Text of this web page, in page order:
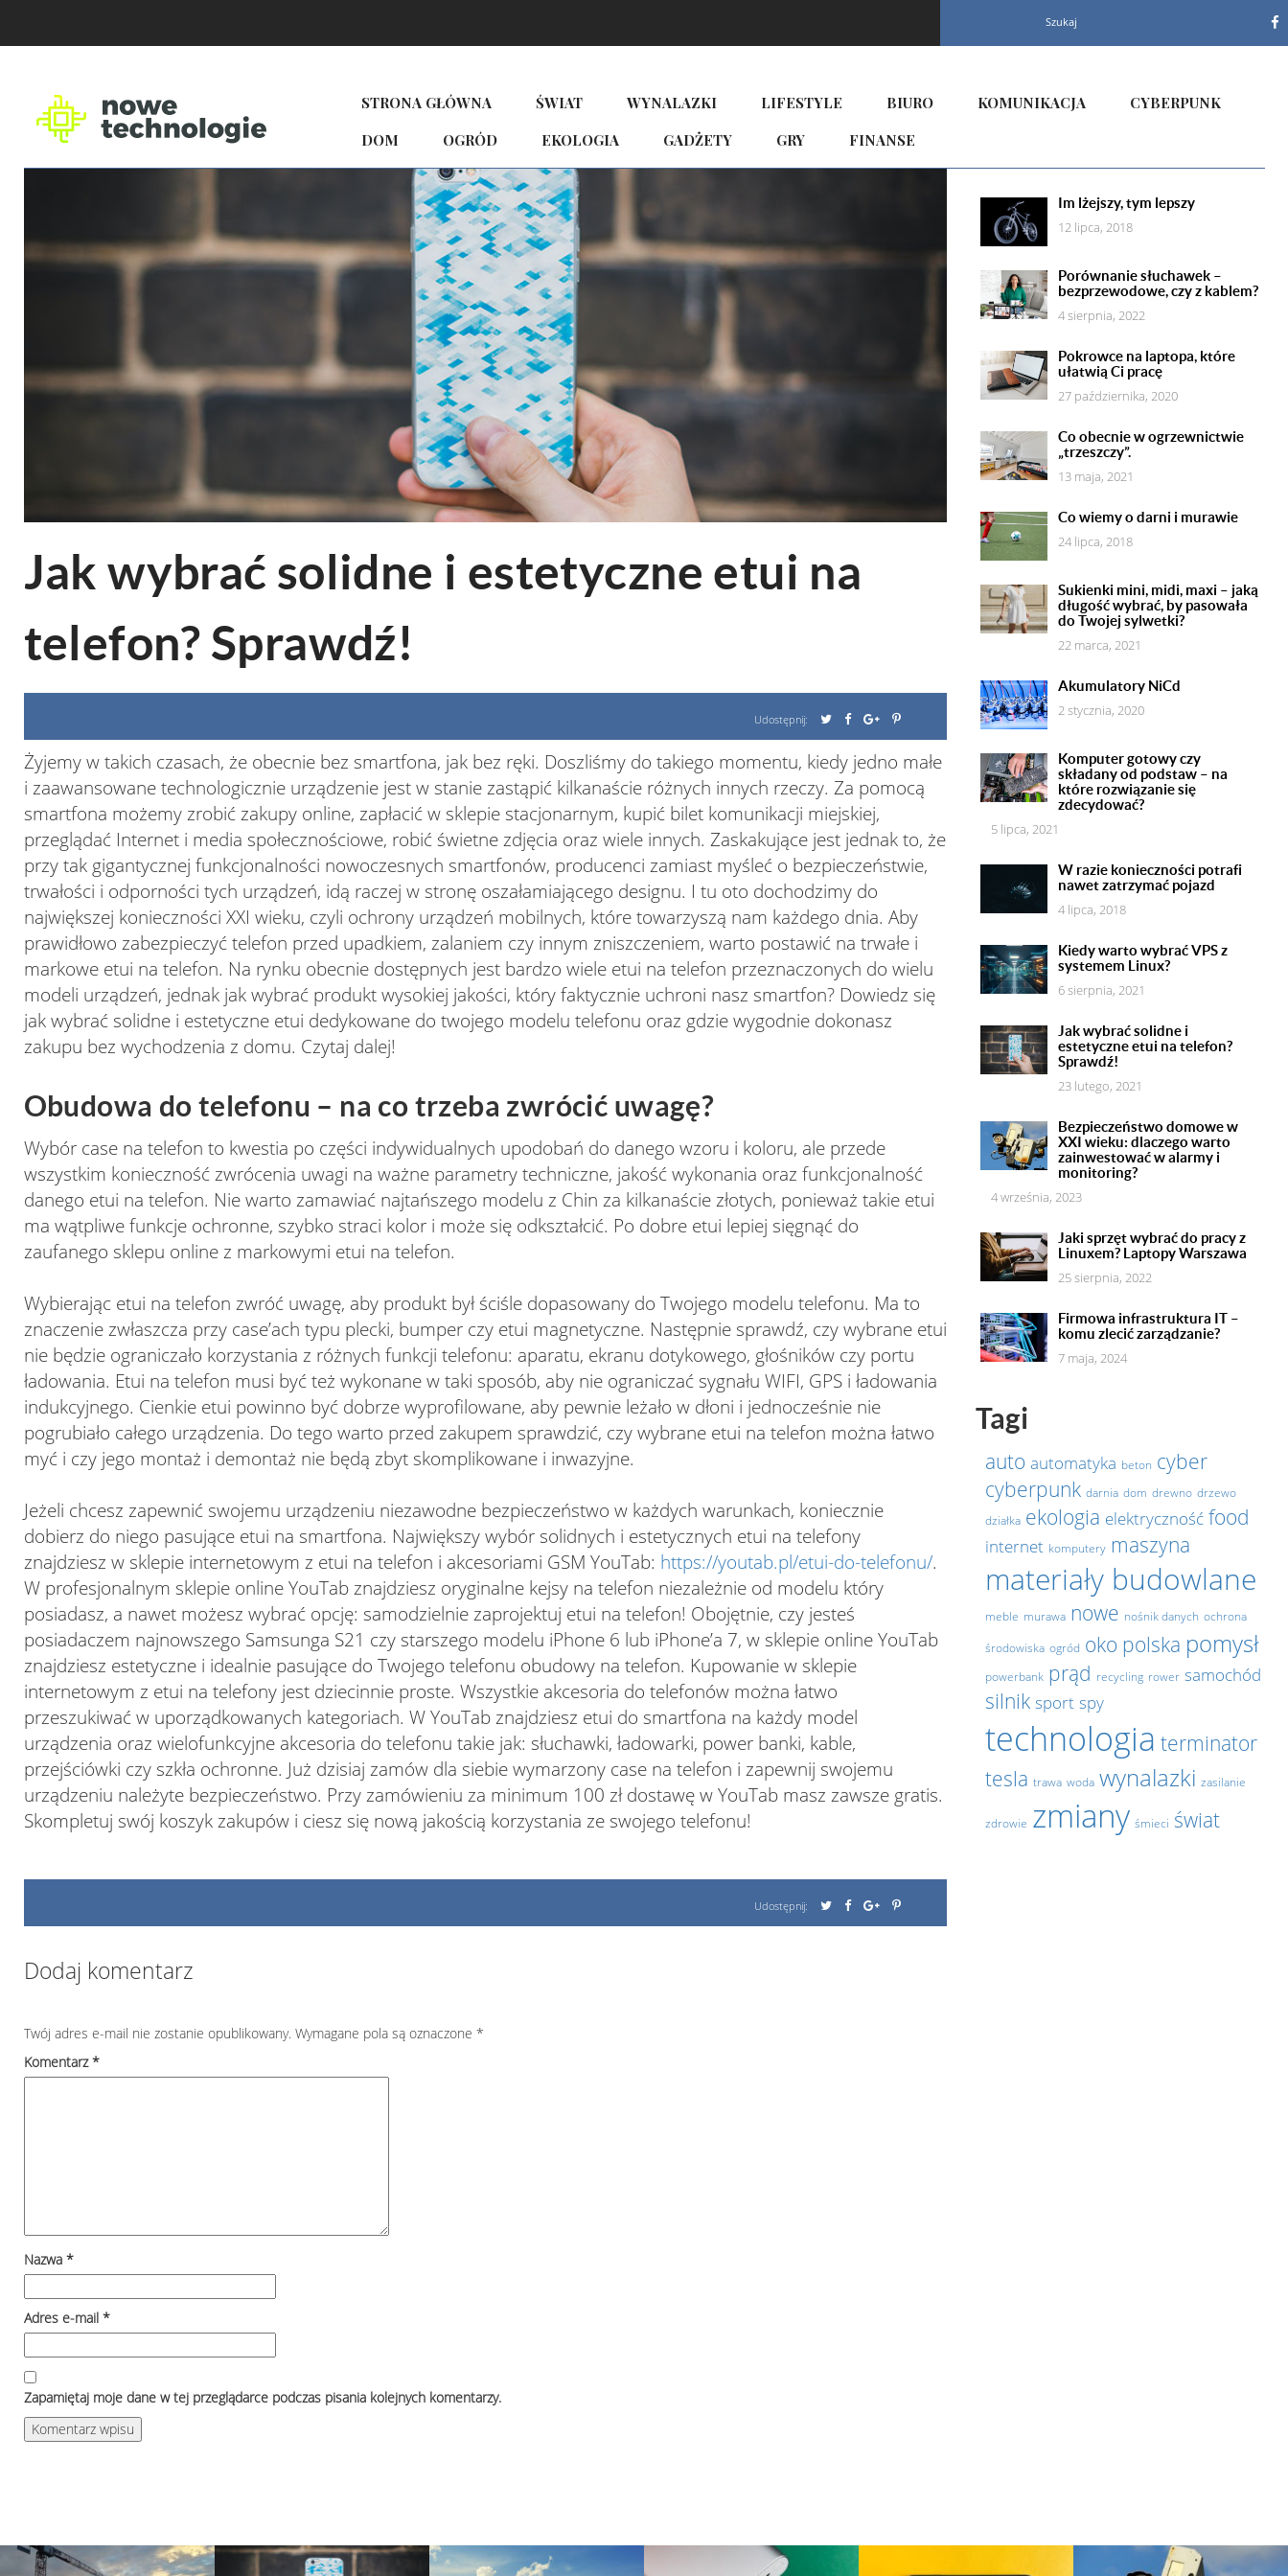
Szukaj
STRONA GŁÓWNA ŚWIAT WYNALAZKI LIFESTYLE BIURO KOMUNIKACJA
CYBERPUNK
DOM
OGRÓD EKOLOGIA GADŻETY GRY FINANSE
Jak‌ ‌wybrać‌ ‌solidne‌ ‌i‌ ‌estetyczne‌ ‌etui‌ ‌na‌
‌telefon?‌ ‌Sprawdź!‌ ‌
Udostępnij:
Żyjemy w takich czasach, że obecnie bez smartfona, jak bez ręki. Doszliśmy do takiego momentu, kiedy jedno małe
i zaawansowane technologicznie urządzenie jest w stanie zastąpić kilkanaście różnych innych rzeczy. Za pomocą
smartfona możemy zrobić zakupy online, zapłacić w sklepie stacjonarnym, kupić bilet komunikacji miejskiej,
przeglądać Internet i media społecznościowe, robić świetne zdjęcia oraz wiele innych. Zaskakujące jest jednak to, że
przy tak gigantycznej funkcjonalności nowoczesnych smartfonów, producenci zamiast myśleć o bezpieczeństwie,
trwałości i odporności tych urządzeń, idą raczej w stronę oszałamiającego designu. I tu oto dochodzimy do
największej konieczności XXI wieku, czyli ochrony urządzeń mobilnych, które towarzyszą nam każdego dnia. Aby
prawidłowo zabezpieczyć telefon przed upadkiem, zalaniem czy innym zniszczeniem, warto postawić na trwałe i
markowe etui na telefon. Na rynku obecnie dostępnych jest bardzo wiele etui na telefon przeznaczonych do wielu
modeli urządzeń, jednak jak wybrać produkt wysokiej jakości, który faktycznie uchroni nasz smartfon? Dowiedz się
jak wybrać solidne i estetyczne etui dedykowane do twojego modelu telefonu oraz gdzie wygodnie dokonasz
zakupu bez wychodzenia z domu. Czytaj dalej!
Obudowa do telefonu – na co trzeba zwrócić uwagę?
Wybór case na telefon to kwestia po części indywidualnych upodobań do danego wzoru i koloru, ale przede
wszystkim konieczność zwrócenia uwagi na ważne parametry techniczne, jakość wykonania oraz funkcjonalność
danego etui na telefon. Nie warto zamawiać najtańszego modelu z Chin za kilkanaście złotych, ponieważ takie etui
ma wątpliwe funkcje ochronne, szybko straci kolor i może się odkształcić. Po dobre etui lepiej sięgnąć do
zaufanego sklepu online z markowymi etui na telefon.
Wybierając etui na telefon zwróć uwagę, aby produkt był ściśle dopasowany do Twojego modelu telefonu. Ma to
znaczenie zwłaszcza przy case’ach typu plecki, bumper czy etui magnetyczne. Następnie sprawdź, czy wybrane etui
nie będzie ograniczało korzystania z różnych funkcji telefonu: aparatu, ekranu dotykowego, głośników czy portu
ładowania. Etui na telefon musi być też wykonane w taki sposób, aby nie ograniczać sygnału WIFI, GPS i ładowania
indukcyjnego. Cienkie etui powinno być dobrze wyprofilowane, aby pewnie leżało w dłoni i jednocześnie nie
pogrubiało całego urządzenia. Do tego warto przed zakupem sprawdzić, czy wybrane etui na telefon można łatwo
myć i czy jego montaż i demontaż nie będą zbyt skomplikowane i inwazyjne.
Jeżeli chcesz zapewnić swojemu urządzeniu niezawodne bezpieczeństwo w każdych warunkach, koniecznie
dobierz do niego pasujące etui na smartfona. Największy wybór solidnych i estetycznych etui na telefony
znajdziesz w sklepie internetowym z etui na telefon i akcesoriami GSM YouTab: https://youtab.pl/etui-do-telefonu/.
W profesjonalnym sklepie online YouTab znajdziesz oryginalne kejsy na telefon niezależnie od modelu który
posiadasz, a nawet możesz wybrać opcję: samodzielnie zaprojektuj etui na telefon! Obojętnie, czy jesteś
posiadaczem najnowszego Samsunga S21 czy starszego modelu iPhone 6 lub iPhone’a 7, w sklepie online YouTab
znajdziesz estetyczne i idealnie pasujące do Twojego telefonu obudowy na telefon. Kupowanie w sklepie
internetowym z etui na telefony jest dziecinnie proste. Wszystkie akcesoria do telefonów można łatwo
przeszukiwać w uporządkowanych kategoriach. W YouTab znajdziesz etui do smartfona na każdy model
urządzenia oraz wielofunkcyjne akcesoria do telefonu takie jak: słuchawki, ładowarki, power banki, kable,
przejściówki czy szkła ochronne. Już dzisiaj zamów dla siebie wymarzony case na telefon i zapewnij swojemu
urządzeniu należyte bezpieczeństwo. Przy zamówieniu za minimum 100 zł dostawę w YouTab masz zawsze gratis.
Skompletuj swój koszyk zakupów i ciesz się nową jakością korzystania ze swojego telefonu!
Udostępnij:
Im lżejszy, tym lepszy
12 lipca, 2018
Porównanie słuchawek –
bezprzewodowe, czy z kablem?
4 sierpnia, 2022
Pokrowce na laptopa, które
ułatwią Ci pracę
27 października, 2020
Co obecnie w ogrzewnictwie
„trzeszczy”.
13 maja, 2021
Co wiemy o darni i murawie
24 lipca, 2018
Sukienki mini, midi, maxi – jaką
długość wybrać, by pasowała
do Twojej sylwetki?
22 marca, 2021
Akumulatory NiCd
2 stycznia, 2020
Komputer gotowy czy
składany od podstaw – na
które rozwiązanie się
zdecydować?
5 lipca, 2021
W razie konieczności potrafi
nawet zatrzymać pojazd
4 lipca, 2018
Kiedy warto wybrać VPS z
systemem Linux?
6 sierpnia, 2021
Jak‌ ‌wybrać‌ ‌solidne‌ ‌i‌
‌estetyczne‌ ‌etui‌ ‌na‌ ‌telefon?‌
‌Sprawdź!‌ ‌
23 lutego, 2021
Bezpieczeństwo domowe w
XXI wieku: dlaczego warto
zainwestować w alarmy i
monitoring?
4 września, 2023
Jaki sprzęt wybrać do pracy z
Linuxem? Laptopy Warszawa
25 sierpnia, 2022
Firmowa infrastruktura IT –
komu zlecić zarządzanie?
7 maja, 2024
Tagi
auto automatyka beton cyber
cyberpunk darnia dom drewno drzewo
działka ekologia elektryczność food
internet komputery maszyna
materiały budowlane
meble murawa nowe nośnik danych ochrona
środowiska ogród oko polska pomysł
powerbank prąd recycling rower samochód
silnik sport spy
technologia terminator
tesla trawa woda wynalazki zasilanie
zdrowie zmiany śmieci świat
Dodaj komentarz
Twój adres e-mail nie zostanie opublikowany. Wymagane pola są oznaczone *
Komentarz*
Nazwa *
Adres e-mail *
Zapamiętaj moje dane w tej przeglądarce podczas pisania kolejnych komentarzy.